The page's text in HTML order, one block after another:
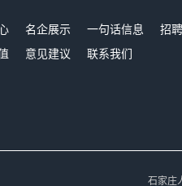
名企展示 一句话信息 招
意见建议 联系我们
石家庄